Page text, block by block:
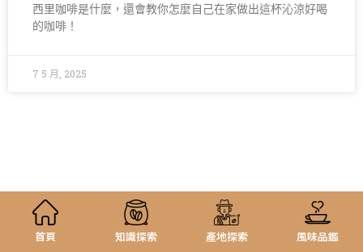
西里咖啡是什麼，還會教你怎麼自己在家做出這杯沁涼好喝
的咖啡！
7 5 月, 2025
首頁 知識探索 產地探索 風味品鑑